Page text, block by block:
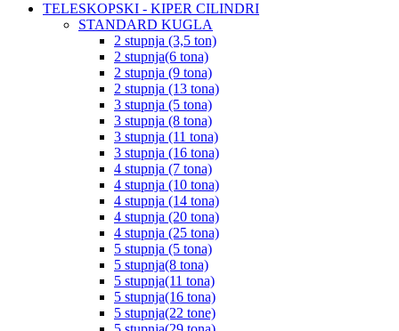
TELESKOPSKI - KIPER CILINDRI
STANDARD KUGLA
2 stupnja (3,5 ton)
2 stupnja(6 tona)
2 stupnja (9 tona)
2 stupnja (13 tona)
3 stupnja (5 tona)
3 stupnja (8 tona)
3 stupnja (11 tona)
3 stupnja (16 tona)
4 stupnja (7 tona)
4 stupnja (10 tona)
4 stupnja (14 tona)
4 stupnja (20 tona)
4 stupnja (25 tona)
5 stupnja (5 tona)
5 stupnja(8 tona)
5 stupnja(11 tona)
5 stupnja(16 tona)
5 stupnja(22 tone)